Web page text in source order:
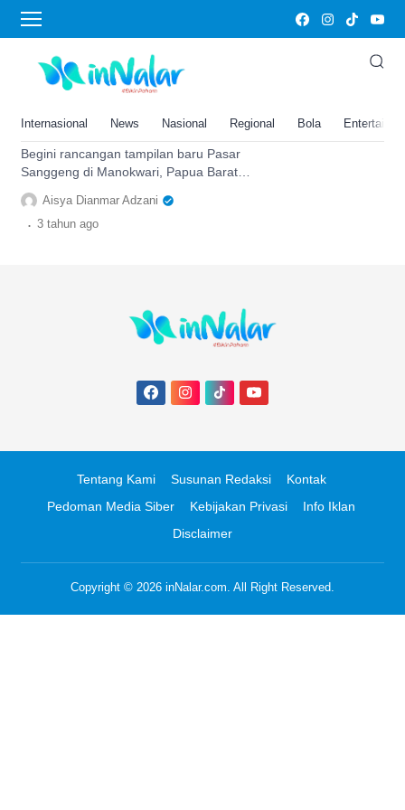
Internasional News Nasional Regional Bola
Sanggeng
Dipugar Rp148 M, Papua Barat
Bakal Punya Pasar Modern
Tampil Futuristik Jadi…
Begini rancangan tampilan baru Pasar
Sanggeng di Manokwari, Papua Barat
yang bakal miliki tampilan berbeda, cari
tahu di sini.
Aisya Dianmar Adzani
. 3 tahun ago
Tentang Kami Susunan Redaksi
Kontak
Pedoman Media Siber
Kebijakan Privasi
Info Iklan
Disclaimer
Copyright © 2026 inNalar.com. All Right Reserved.